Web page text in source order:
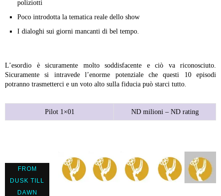
poliziotti
Poco introdotta la tematica reale dello show
I dialoghi sui giorni mancanti di bel tempo.
L’esordio è sicuramente molto soddisfacente e ciò va riconosciuto.
Sicuramente si intravede l’enorme potenziale che questi 10 episodi
potranno trasmetterci e un voto alto sulla fiducia può starci tutto.
Pilot 1×01 ND milioni – ND rating
FROM
DUSK TILL
DAWN